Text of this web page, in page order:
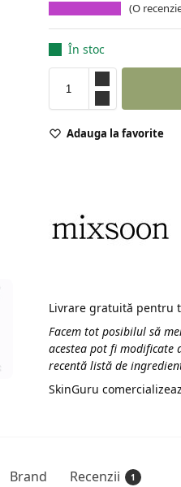
(O
În stoc
Adauga la favorite
Livrare gratuită pentru
Facem tot posibilul să
acestea pot fi modificate
recentă listă de
SkinGuru
Brand Recenzii 1